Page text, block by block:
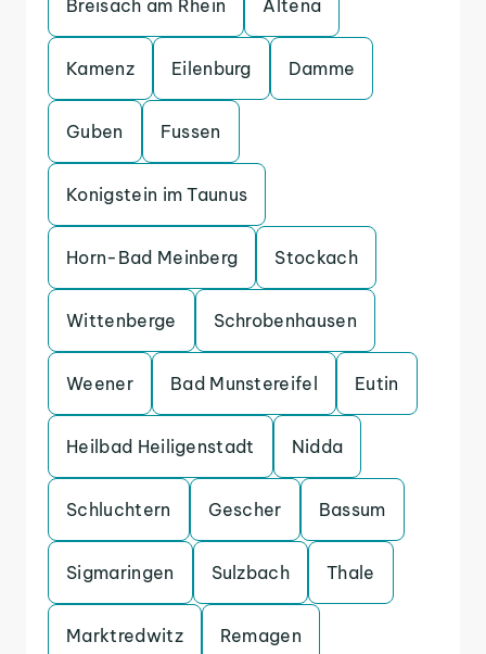
Breisach am Rhein Altena
Kamenz Eilenburg Damme
Guben Fussen
Konigstein im Taunus
Horn-Bad Meinberg Stockach
Wittenberge Schrobenhausen
Weener Bad Munstereifel Eutin
Heilbad Heiligenstadt Nidda
Schluchtern Gescher Bassum
Sigmaringen Sulzbach Thale
Marktredwitz Remagen